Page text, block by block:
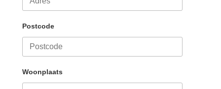
Postcode
Woonplaats